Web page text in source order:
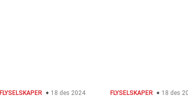
FLYSELSKAPER 18 des 2024 FLYSELSKAPER 18 des